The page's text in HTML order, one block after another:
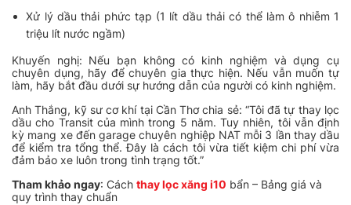
Xử lý dầu thải phức tạp (1 lít dầu thải có thể làm ô nhiễm 1
triệu lít nước ngầm)
Khuyến nghị: Nếu bạn không có kinh nghiệm và dụng cụ
chuyên dụng, hãy để chuyên gia thực hiện. Nếu vẫn muốn tự
làm, hãy bắt đầu dưới sự hướng dẫn của người có kinh nghiệm.
Anh Thắng, kỹ sư cơ khí tại Cần Thơ chia sẻ: “Tôi đã tự thay lọc
dầu cho Transit của mình trong 5 năm. Tuy nhiên, tôi vẫn định
kỳ mang xe đến garage chuyên nghiệp NAT mỗi 3 lần thay dầu
để kiểm tra tổng thể. Đây là cách tôi vừa tiết kiệm chi phí vừa
đảm bảo xe luôn trong tình trạng tốt.”
Tham khảo ngay: Cách thay lọc xăng i10 bẩn – Bảng giá và
quy trình thay chuẩn